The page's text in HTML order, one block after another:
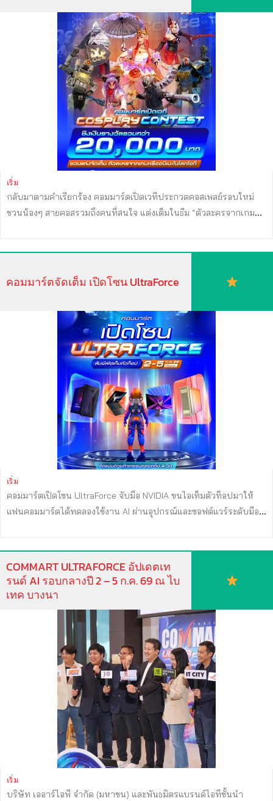
ทั้งในแง่ยอดขาย และจำนวนผู้เข้าร่วมงาน มีปัจจัยมากจากพฤติกรรมผู้
บริโภคที่เปลี่ยนไป โดยผู้บริโภคจำนวนมากไม่ได้เปลี่ยนคอมพิวเตอร์
เพราะเครื่องเดิมเสียหรือหมดอายุการใช้งาน แต่เปลี่ยนเพื่อที่จะได้สัมผัส
ประสบการณ์การใช้งาน AI ที่สมบูรณ์แบบมากขึ้น ทั้งด้านการทำงาน
การเรียน การสร้างคอนเทนต์ และการเล่นเกม ส่งผลให้ AI PC และ
อุปกรณ์ประสิทธิภาพสูงได้รับความสนใจเป็นพิเศษตลอดการจัดงาน
นอกจากนี้สินค้าไอทีระดับไฮเอนด์และเทคโนโลยีใหม่ ๆ เป็นสินค้าที่ผู้
บริโภคต้องการเห็นและทดลองใช้งานจริง พร้อมรับคำแนะนำจากผู้
เชี่ยวชาญก่อนตัดสินใจ โดยเฉพาะคอมพิวเตอร์ประกอบ (DIY) และเกม
มิ่งเกียร์ ที่หลายบูธจะมีผู้เชี่ยวชาญคอยให้คำปรึกษา จัดสเปกเครื่องตาม
งบประมาณ พร้อมบริการประกอบเครื่องฟรีภายในงาน ทำให้ผู้บริโภค
สามารถเลือกซื้อและรับเครื่องได้ครบจบในที่เดียว ซึ่งเป็นจุดแข็งของ
COMMART ที่ตอบโจทย์ได้ดีกว่าการเลือกซื้อผ่านช่องทางออนไลน์ อีก
รวมถึง Voucher ส่วนลดออนท็อปจาก COMMART และการลุ้นรับรางวัล
งาน COMMART คุ้มที่สุด ...
เริ่ม
กลับมาตามคำเรียกร้อง คอมมาร์ตเปิดเวทีประกวดคอสเพลย์รอบใหม่
ชวนน้องๆ สายคอสรวมถึงคนที่สนใจ แต่งเต็มในธีม “ตัวละครจากเกม
ทำให้คนต้องอึ้ง
สมัครได้แล้ววันนี้ >
EH 98 (ฝั่ง BTS) ไบเทค บางนา ลงทะเบียน 13:00 น. กิจกรรมการ
ประกวดเริ่ม 14:00-15:00 น. สอบรายละเอียดเพิ่มเติมทัก LINE
Commart –> https://lin.ee/cWoV8p1
แล้วเจอกันที่งาน
Commart UltraForce
2-5 กรกฎาคม 69 ประตูเปิด 10:00-21:00 น.
เข้าฟรี EH 98-99 ไบเทค บางนา #CommartUltraForce
#Commart #CommartThailand #Commart2026 #คอมมาร์ต
#CosplayContest #Cosplay #คอสเพลย์ ...
คอมมาร์ตจัดเต็ม เปิดโซน UltraForce
เริ่ม
คอมมาร์ตเปิดโซน UltraForce จับมือ NVIDIA ขนไอเท็มตัวท็อปมาให้
แฟนคอมมาร์ตได้ทดลองใช้งาน AI ผ่านอุปกรณ์และซอฟต์แวร์ระดับมือ
เฟรมเรตและความละเอียดของภาพให้ล้ำไปอีกขั้น Power Anywhere :
Mobility & Hybrid Lifestyle สัมผัสประสบการณ์สร้างและแก้ไข
อาชีพ อย่าง NVIDIA Studio, Microsoft และ Adobe Connected
Everywhere : ร่วมสนุกไปกับการแข่งขัน Show Match เกมดัง ที่แสดง
ศักยภาพของ คลาวด์และการเชื่อมต่อในอนาคต AI PC Future Lab :
Next Gen Innovation โชว์ประสิทธิภาพ AI Playground, Prompt Battle
และ Demo: local LLM running on RTX, offline AI workflow มาคอม
มาร์ตห้ามพลาด UltraForce Zone อยู่บริเวณ X2 เวทีกลาง ด้านหน้า
COMMART ULTRAFORCE อัปเดตเท
รนด์ AI รอบกลางปี 2 – 5 ก.ค. 69 ณ ไบ
เทค บางนา
เริ่ม
บริษัท เออาร์ไอพี จำกัด (มหาชน) และพันธมิตรแบรนด์ไอทีชั้นนำ